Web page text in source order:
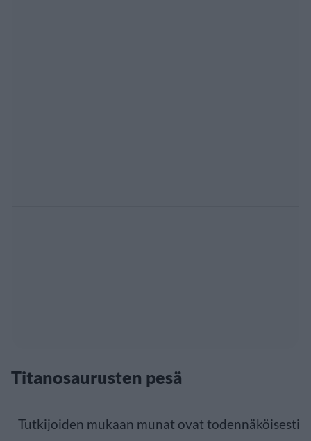
Titanosaurusten pesä
Tutkijoiden mukaan munat ovat todennäköisesti